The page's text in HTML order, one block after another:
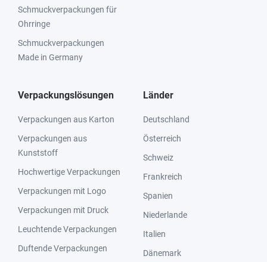
Schmuckverpackungen für
Ohrringe
Schmuckverpackungen
Made in Germany
Verpackungslösungen
Verpackungen aus Karton
Verpackungen aus
Kunststoff
Hochwertige Verpackungen
Verpackungen mit Logo
Verpackungen mit Druck
Leuchtende Verpackungen
Duftende Verpackungen
Länder
Deutschland
Österreich
Schweiz
Frankreich
Spanien
Niederlande
Italien
Dänemark